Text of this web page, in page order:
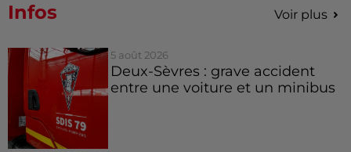
Infos Voir plus
5 août 2026
Deux-Sèvres : grave accident
entre une voiture et un minibus